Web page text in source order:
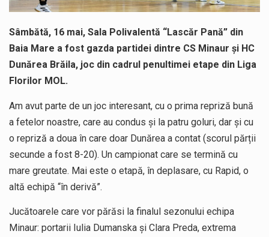
Sâmbătă, 16 mai, Sala Polivalentă “Lascăr Pană” din
Baia Mare a fost gazda partidei dintre CS Minaur și HC
Dunărea Brăila, joc din cadrul penultimei etape din Liga
Florilor MOL.
Am avut parte de un joc interesant, cu o prima repriză bună
a fetelor noastre, care au condus și la patru goluri, dar și cu
o repriză a doua în care doar Dunărea a contat (scorul părții
secunde a fost 8-20). Un campionat care se termină cu
mare greutate. Mai este o etapă, în deplasare, cu Rapid, o
altă echipă “în derivă”.
Jucătoarele care vor părăsi la finalul sezonului echipa
Minaur: portarii Iulia Dumanska și Clara Preda, extrema